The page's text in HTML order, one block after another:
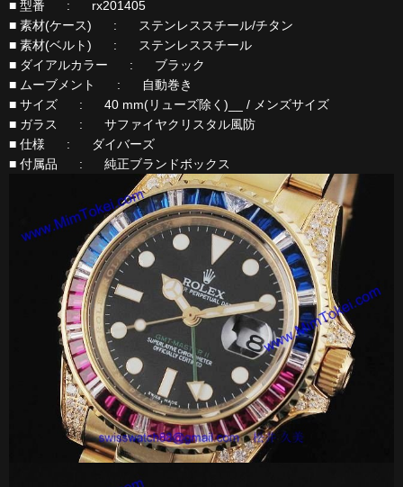
■ 型番 : rx201405
■ 素材(ケース) : ステンレススチール/チタン
■ 素材(ベルト) : ステンレススチール
■ ダイアルカラー : ブラック
■ ムーブメント : 自動巻き
■ サイズ : 40 mm(リューズ除く)__ / メンズサイズ
■ ガラス : サファイヤクリスタル風防
■ 仕様 : ダイバーズ
■ 付属品 : 純正ブランドボックス